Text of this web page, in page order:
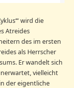
wird die
Atreides
des im ersten
als Herrscher
Er wandelt sich
vielleicht
der eigentliche